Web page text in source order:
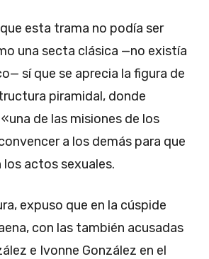
esta trama no podía ser
una secta clásica —no existía
sí que se aprecia la figura de
piramidal, donde
de las misiones de los
a los demás para que
actos sexuales.
expuso que en la cúspide
con las también acusadas
e Ivonne González en el